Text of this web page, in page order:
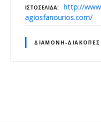
ΙΣΤΟΣΕΛΊΔΑ
http://
agiosfanourios.com/
ΔΙΑΜΟΝΉ-ΔΙΑΚΟΠΈΣ